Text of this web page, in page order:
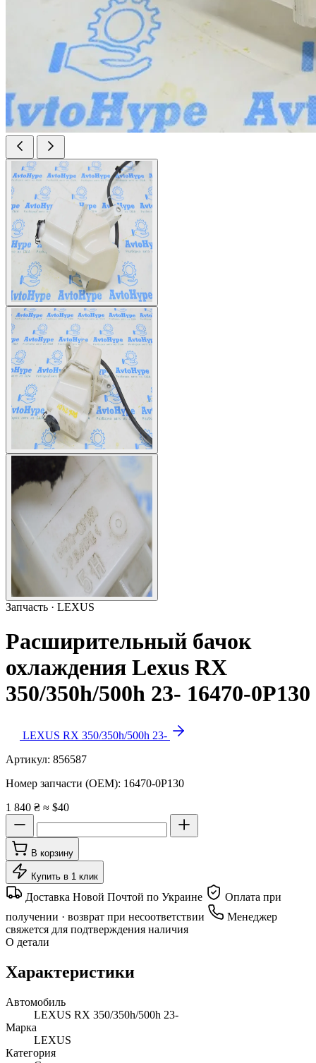
Запчасть · LEXUS
Расширительный бачок
охлаждения Lexus RX
350/350h/500h 23- 16470-0P130
LEXUS RX 350/350h/500h 23-
Артикул: 856587
Номер запчасти (OEM): 16470-0P130
1 840 ₴ ≈ $40
В корзину
Купить в 1 клик
Доставка Новой Почтой по Украине
Оплата при
получении · возврат при несоответствии
Менеджер
свяжется для подтверждения наличия
О детали
Характеристики
Автомобиль
LEXUS RX 350/350h/500h 23-
Марка
LEXUS
Категория